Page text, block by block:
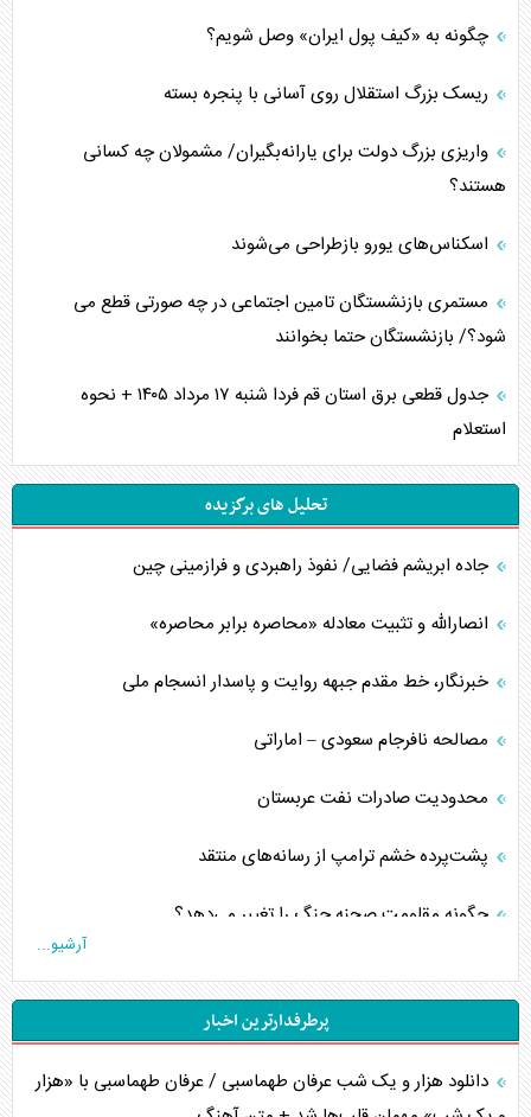
چگونه به «کیف پول ایران» وصل شویم؟
ریسک بزرگ استقلال روی آسانی با پنجره بسته
واریزی بزرگ دولت برای یارانه‌بگیران/ مشمولان چه کسانی
هستند؟
اسکناس‌های یورو بازطراحی می‌شوند
مستمری بازنشستگان تامین اجتماعی در چه صورتی قطع می
شود؟/ بازنشستگان حتما بخوانند
جدول قطعی برق استان قم فردا شنبه ۱۷ مرداد ۱۴۰۵ + نحوه
استعلام
تحلیل های برگزیده
جاده ابریشم فضایی/ نفوذ راهبردی و فرازمینی چین
انصارالله و تثبیت معادله «محاصره برابر محاصره»
خبرنگار، خط مقدم جبهه روایت و پاسدار انسجام ملی
مصالحه نافرجام سعودی – اماراتی
محدودیت صادرات نفت عربستان
پشت‌پرده خشم ترامپ از رسانه‌های منتقد
چگونه مقاومت صحنه جنگ را تغییر می‌دهد؟
تحلیل جامع پدیده تراستی‌ها
تأثیر جنگ ایران و آمریکا بر اقتصاد جهانی
آرشیو...
پرطرفدارترین اخبار
دانلود هزار و یک شب عرفان طهماسبی / عرفان طهماسبی با «هزار